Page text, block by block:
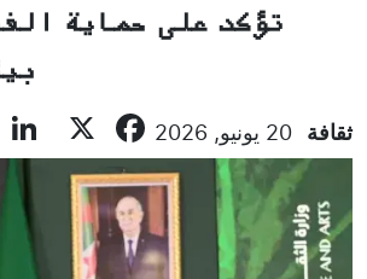
تؤكد على حماية
ثقافة 20 يونيو, 2026